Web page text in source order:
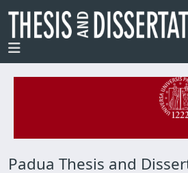
Padua Thesis and